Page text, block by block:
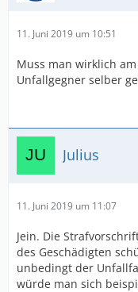
11. Juni 2019 um 10:51
Muss man wirklich
Unfallgegner selber
Julius
11. Juni 2019 um 11:07
Jein. Die
des Geschädigten
unbedingt der
würde man sich